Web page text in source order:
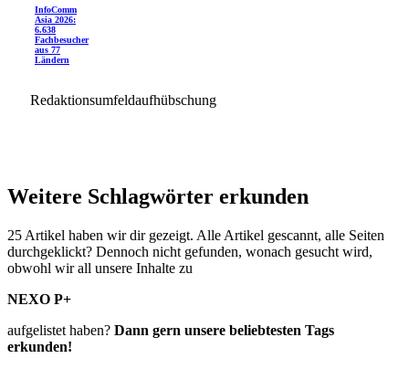
InfoComm
Asia 2026:
6.638
Fachbesucher
aus 77
Ländern
Redaktionsumfeldaufhübschung
Weitere Schlagwörter erkunden
25 Artikel haben wir dir gezeigt. Alle Artikel gescannt, alle Seiten
durchgeklickt? Dennoch nicht gefunden, wonach gesucht wird,
obwohl wir all unsere Inhalte zu
NEXO P+
aufgelistet haben? Dann gern unsere beliebtesten Tags
erkunden!